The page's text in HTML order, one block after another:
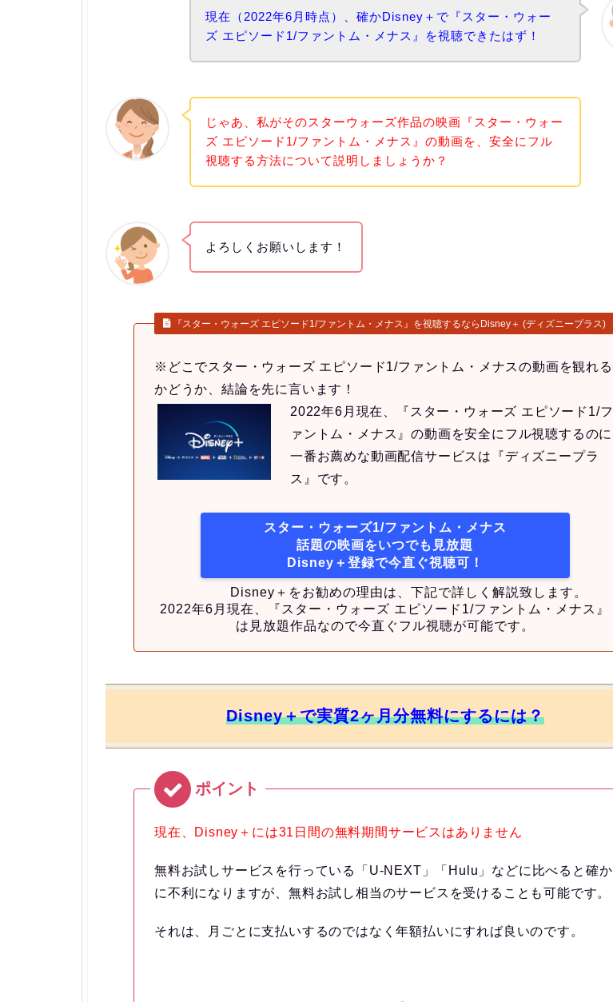
現在（2022年6月時点）、確かDisney＋で『スター・ウォー
ズ エピソード1/ファントム・メナス』を視聴できたはず！
じゃあ、私がそのスターウォーズ作品の映画『スター・ウォー
ズ エピソード1/ファントム・メナス』の動画を、安全にフル
視聴する方法について説明しましょうか？
よろしくお願いします！
『スター・ウォーズ エピソード1/ファントム・メナス』を視聴するならDisney＋ (ディズニープラス)
※どこでスター・ウォーズ エピソード1/ファントム・メナスの動画を観れる
かどうか、結論を先に言います！
2022年6月現在、『スター・ウォーズ エピソード1/フ
ァントム・メナス』の動画を安全にフル視聴するのに
一番お薦めな動画配信サービスは『ディズニープラ
ス』です。
スター・ウォーズ1/ファントム・メナス
話題の映画をいつでも見放題
Disney＋登録で今直ぐ視聴可！
Disney＋をお勧めの理由は、下記で詳しく解説致します。
2022年6月現在、『スター・ウォーズ エピソード1/ファントム・メナス』
は見放題作品なので今直ぐフル視聴が可能です。
Disney＋で実質2ヶ月分無料にするには？
現在、Disney＋には31日間の無料期間サービスはありません
無料お試しサービスを行っている「U-NEXT」「Hulu」などに比べると確か
に不利になりますが、無料お試し相当のサービスを受けることも可能です。
それは、 月ごとに支払いするのではなく年額払いにすれば良いのです。